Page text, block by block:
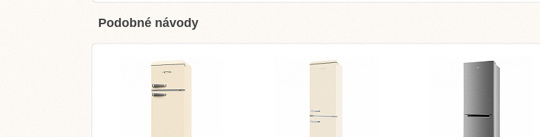
Podobné návody